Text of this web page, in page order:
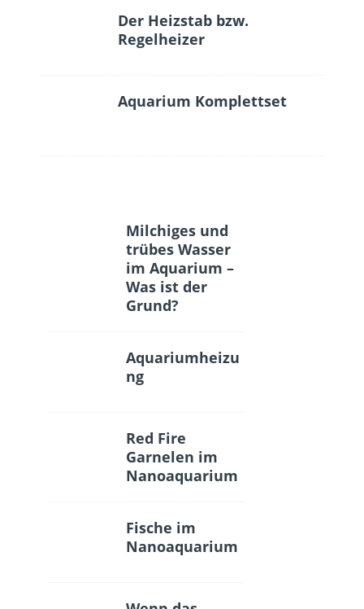
Der Heizstab bzw.
Regelheizer
Aquarium Komplettset
Milchiges und
trübes Wasser
im Aquarium –
Was ist der
Grund?
Aquariumheizu
ng
Red Fire
Garnelen im
Nanoaquarium
Fische im
Nanoaquarium